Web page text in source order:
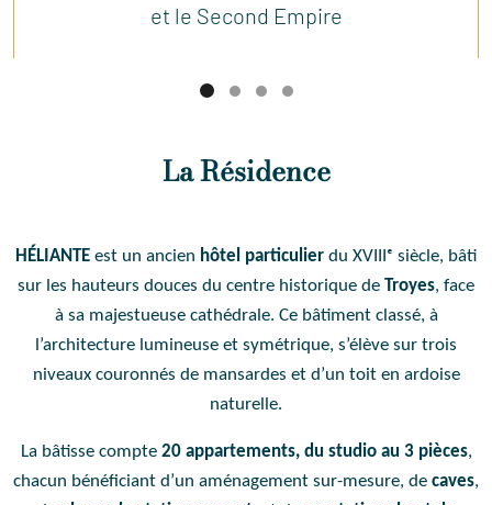
et le Second Empire
La Résidence
HÉLIANTE est un ancien hôtel particulier du XVIIIᵉ siècle, bâti
sur les hauteurs douces du centre historique de Troyes, face
à sa majestueuse cathédrale. Ce bâtiment classé, à
l’architecture lumineuse et symétrique, s’élève sur trois
niveaux couronnés de mansardes et d’un toit en ardoise
naturelle.
La bâtisse compte 20 appartements, du studio au 3 pièces,
chacun bénéficiant d’un aménagement sur-mesure, de caves,